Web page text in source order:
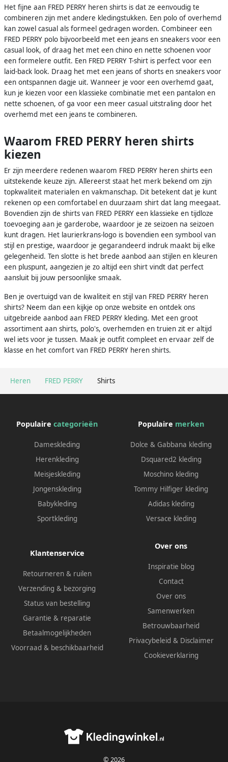
Heren FRED PERRY Shirts
Het fijne aan FRED PERRY heren shirts is dat ze eenvoudig te
combineren zijn met andere kledingstukken. Een polo of overhemd
kan zowel casual als formeel gedragen worden. Combineer een
FRED PERRY polo bijvoorbeeld met een jeans en sneakers voor een
casual look, of draag het met een chino en nette schoenen voor
een formelere outfit. Een FRED PERRY T-shirt is perfect voor een
laid-back look. Draag het met een jeans of shorts en sneakers voor
een ontspannen dagje uit. Wanneer je voor een overhemd gaat,
kun je kiezen voor een klassieke combinatie met een pantalon en
nette schoenen, of ga voor een meer casual uitstraling door het
overhemd met een jeans te combineren.
Waarom FRED PERRY heren shirts
kiezen
Er zijn meerdere redenen waarom FRED PERRY heren shirts een
uitstekende keuze zijn. Allereerst staat het merk bekend om zijn
topkwaliteit materialen en vakmanschap. Dit betekent dat je kunt
rekenen op een comfortabel en duurzaam shirt dat lang meegaat.
Bovendien zijn de shirts van FRED PERRY een klassieke en tijdloze
toevoeging aan je garderobe, waardoor je ze seizoen na seizoen
kunt dragen. Het laurierkrans-logo is bovendien een symbool van
stijl en prestige, waardoor je gegarandeerd indruk maakt bij elke
gelegenheid. Ten slotte is het brede aanbod aan stijlen en kleuren
een pluspunt, aangezien je zo altijd een shirt vindt dat perfect
aansluit bij jouw persoonlijke smaak.
Ben je overtuigd van de kwaliteit en stijl van FRED PERRY heren
shirts? Neem dan een kijkje op onze website en ontdek ons
uitgebreide aanbod aan FRED PERRY kleding. Met een groot
assortiment aan shirts, polo's, overhemden en truien zit er altijd
wel iets voor je tussen. Maak je outfit compleet en ervaar zelf de
klasse en het comfort van FRED PERRY heren shirts.
Populaire categorieën
Dameskleding
Herenkleding
Meisjeskleding
Jongenskleding
Babykleding
Sportkleding
Populaire merken
Dolce & Gabbana kleding
Dsquared2 kleding
Moschino kleding
Tommy Hilfiger kleding
Adidas kleding
Versace kleding
Klantenservice
Retourneren & ruilen
Verzending & bezorging
Status van bestelling
Garantie & reparatie
Betaalmogelijkheden
Voorraad & beschikbaarheid
Over ons
Inspiratie blog
Contact
Over ons
Samenwerken
Betrouwbaarheid
Privacybeleid & Disclaimer
Cookieverklaring
© 2026